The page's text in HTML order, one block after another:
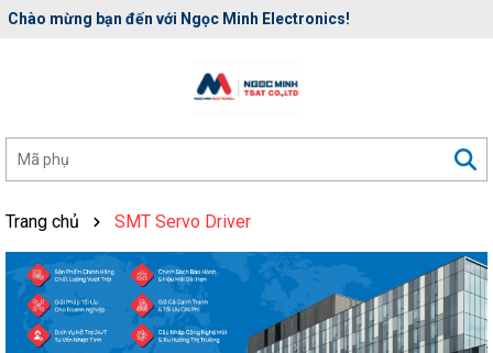
Chào mừng bạn đến với Ngọc Minh Electronics!
Trang chủ SMT Servo Driver